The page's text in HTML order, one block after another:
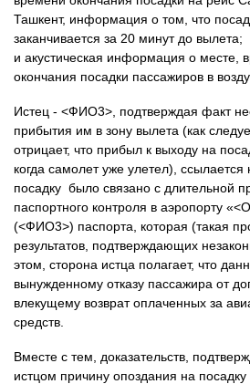
Ташкент, информация о том, что
заканчивается за 20 минут до
и акустическая информация о месте,
окончания посадки пассажиров в
Истец - <ФИО3>, подтверждая факт
прибытия им в зону вылета (как
отрицает, что прибыл к выходу на
когда самолет уже улетел), ссылается
посадку было связано с длительной
паспортного контроля в аэропорту
(<ФИО3>) паспорта, которая (такая
результатов, подтверждающих
этом, сторона истца полагает, что
вынужденному отказу пассажира от
влекущему возврат оплаченных за
средств.
Вместе с тем, доказательств,
истцом причину опоздания на